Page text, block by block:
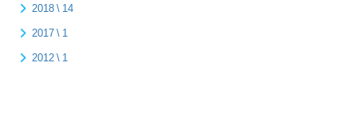
2018 \ 14
2017 \ 1
2012 \ 1